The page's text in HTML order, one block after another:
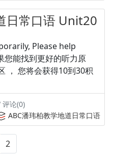
日常口语 Unit20
Please help
能找到更好的听力原
， 您将会获得10到30积
论(0)
ABC潘玮柏教学地道日常口语
2